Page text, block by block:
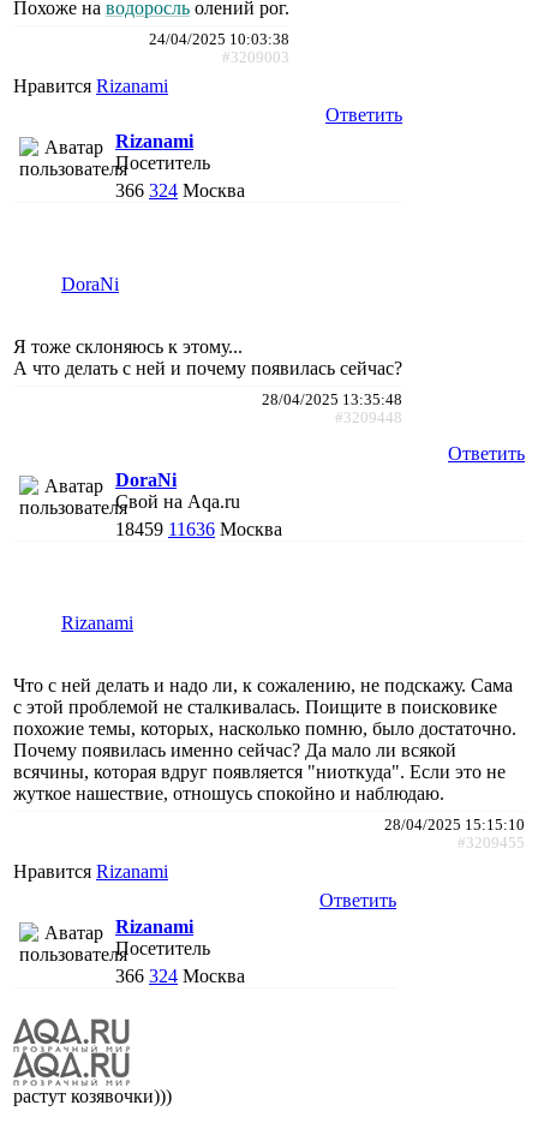
Похоже на водоросль олений рог.
24/04/2025 10:03:38
#3209003
Нравится Rizanami
Ответить
Rizanami
Посетитель
366 324 Москва
DoraNi
Я тоже склоняюсь к этому...
А что делать с ней и почему появилась сейчас?
28/04/2025 13:35:48
#3209448
Ответить
DoraNi
Свой на Aqa.ru
18459 11636 Москва
Rizanami
Что с ней делать и надо ли, к сожалению, не подскажу. Сама
с этой проблемой не сталкивалась. Поищите в поисковике
похожие темы, которых, насколько помню, было достаточно.
Почему появилась именно сейчас? Да мало ли всякой
всячины, которая вдруг появляется "ниоткуда". Если это не
жуткое нашествие, отношусь спокойно и наблюдаю.
28/04/2025 15:15:10
#3209455
Нравится Rizanami
Ответить
Rizanami
Посетитель
366 324 Москва
растут козявочки)))